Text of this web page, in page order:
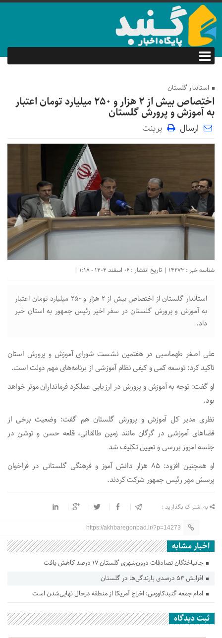
استاندار گلستان
اختصاص بیش از ۲ هزار و ۲۵۰ میلیارد تومان اعتبار
به آموزش و پرورش گلستان
ارسال پرینت
شناسه خبر : 14273 | تاریخ انتشار : 06 اسفند 1404 - 1:18 |
استاندار گلستان از اختصاص بیش از ۲ هزار و ۲۵۰ میلیارد تومان اعتبار
به آموزش و پرورش گلستان در سفر اخیر رئیس جمهور به استان خبر
داد.
علی اصغر طهماسبی در هفتمین نشست شورای آموزش و پرورش استان
تاکید کرد: توسعه کمی و کیفی نظام آموزشی از برنامه‌های مهم دولت است.
او گفت: توجه به آموزش و پرورش در ارزیابی عملکرد فرمانداران موثر خواهد
بود.
نظری مدیر کل آموزش و پرورش گلستان هم گفت: وضعیت برخی از
فضا‌های آموزشی در گرگان مانند زمین طالقانی، قلعه حسن و توشن در
جلسه امروز بررسی و تعیین تکلیف شد
او همچنین افزود: ۸۵ هزار دانش آموز و فرهنگی گلستانی در فراخوان
پرسش مهر رئیس جمهور شرکت کردند.
به اشتراک بگذارید :
https://akhbaregonbad.ir/?p=14273
اخبار مشابه
جانباختگان تصادفات درون‌شهری گلستان ۱۷ درصد کاهش یافت
افزایش ۵۳ درصدی بارندگی‌ها در گلستان
امام جمعه گنبدکاووس: اخراج آمریکا از منطقه درحال نهایی‌شدن است
ثبت دیدگاه